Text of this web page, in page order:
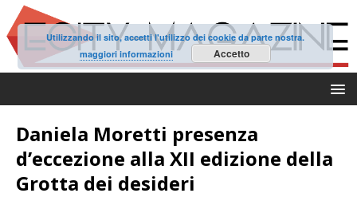
Daniela Moretti presenza
d’eccezione alla XII edizione della
Grotta dei desideri
Utilizzando il sito, accetti l'utilizzo dei cookie da parte nostra.
maggiori informazioni
Accetto